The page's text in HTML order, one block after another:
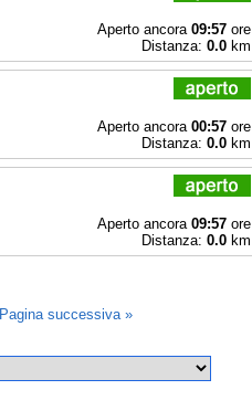
Aperto ancora 09:57ore
Distanza: 0.0km
Aperto ancora 00:57ore
Distanza: 0.0km
Aperto ancora 09:57ore
Distanza: 0.0km
Pagina successiva »